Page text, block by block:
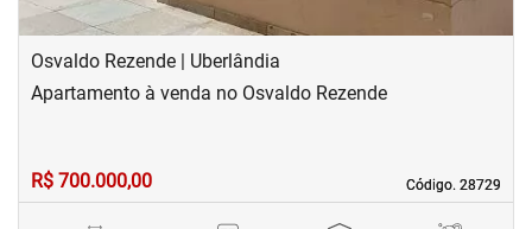
Osvaldo Rezende | Uberlândia
Código. 28729
Código. 28729
Apartamento à venda no Osvaldo Rezende
R$ 700.000,00